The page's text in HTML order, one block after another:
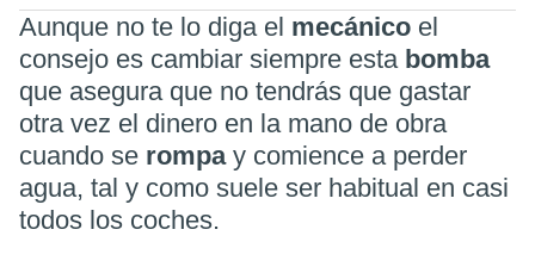
Aunque no te lo diga el mecánico el
consejo es cambiar siempre esta bomba
que asegura que no tendrás que gastar
otra vez el dinero en la mano de obra
cuando se rompa y comience a perder
agua, tal y como suele ser habitual en casi
todos los coches.